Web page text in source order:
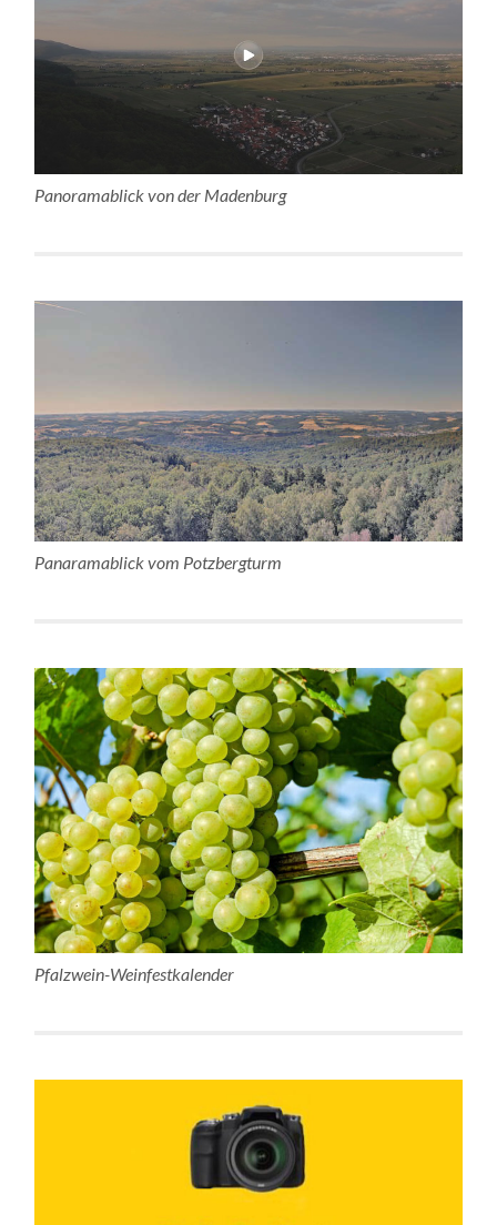
Panoramablick von der Madenburg
Panaramablick vom Potzbergturm
Pfalzwein-Weinfestkalender